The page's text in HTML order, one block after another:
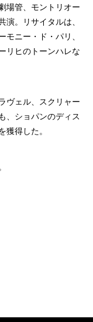
場管、モントリオー
。リサイタルは、
ニー・ド・パリ、
リヒのトーンハレな
ヴェル、スクリャー
、ショパンのディス
得した。